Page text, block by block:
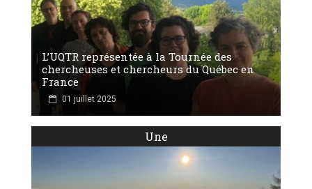
L’UQTR représentée à la Tournée des
chercheuses et chercheurs du Québec en
France
01 juillet 2025
Une